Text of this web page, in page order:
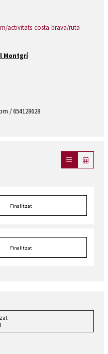
activitats-costa-brava/ruta-
Montgrí
/ 654128628
Finalitzat
Finalitzat